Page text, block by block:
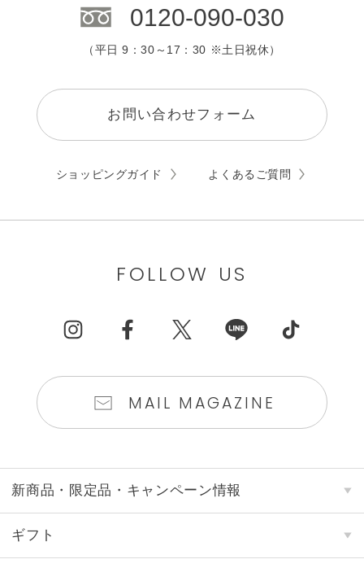
0120-090-030
（平日 9：30～17：30 ※土日祝休）
お問い合わせフォーム
ショッピングガイド よくあるご質問
FOLLOW US
MAIL MAGAZINE
新商品・限定品・キャンペーン情報
ギフト